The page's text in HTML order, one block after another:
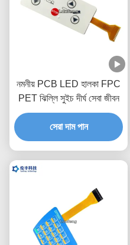
নমনীয় PCB LED হালকা FPC
PET ঝিল্লি সুইচ দীর্ঘ সেবা জীবন
সেরা দাম পান